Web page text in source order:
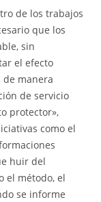
de los trabajos
que los
sin
el efecto
de manera
de servicio
protector»,
como el
huir del
el método, el
se informe